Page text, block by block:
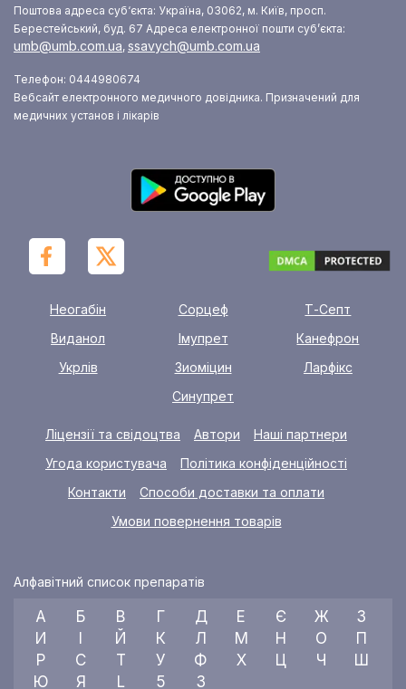
Поштова адреса суб‘єкта: Україна, 03062, м. Київ, просп.
Берестейський, буд. 67 Адреса електронної пошти суб’єкта:
umb@umb.com.ua, ssavych@umb.com.ua
Телефон: 0444980674
Вебсайт електронного медичного довідника. Призначений для
медичних установ і лікарів
Неогабін Сорцеф
Т-Септ
Виданол
Імупрет
Канефрон
Укрлів
Зиоміцин
Ларфікс
Синупрет
Ліцензії та свідоцтва Автори
Наші партнери
Угода користувача
Політика конфіденційності
Контакти
Способи доставки та оплати
Умови повернення товарів
Алфавітний список препаратів
А Б В Г Д Е Є Ж
З
И
Й К Л М Н О
П
Р
С Т У Ф Х Ц Ч
Ш
Ю
Я L 5 3